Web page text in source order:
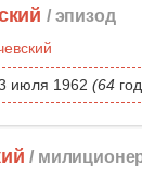
/ эпизод
июля 1962 (64
/